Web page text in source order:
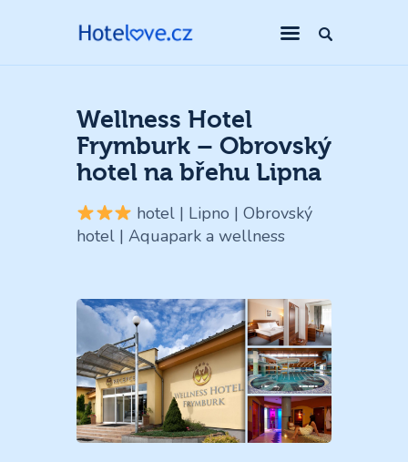
Wellness Hotel
Frymburk – Obrovský
hotel na břehu Lipna
hotel | Lipno | Obrovský
hotel | Aquapark a wellness